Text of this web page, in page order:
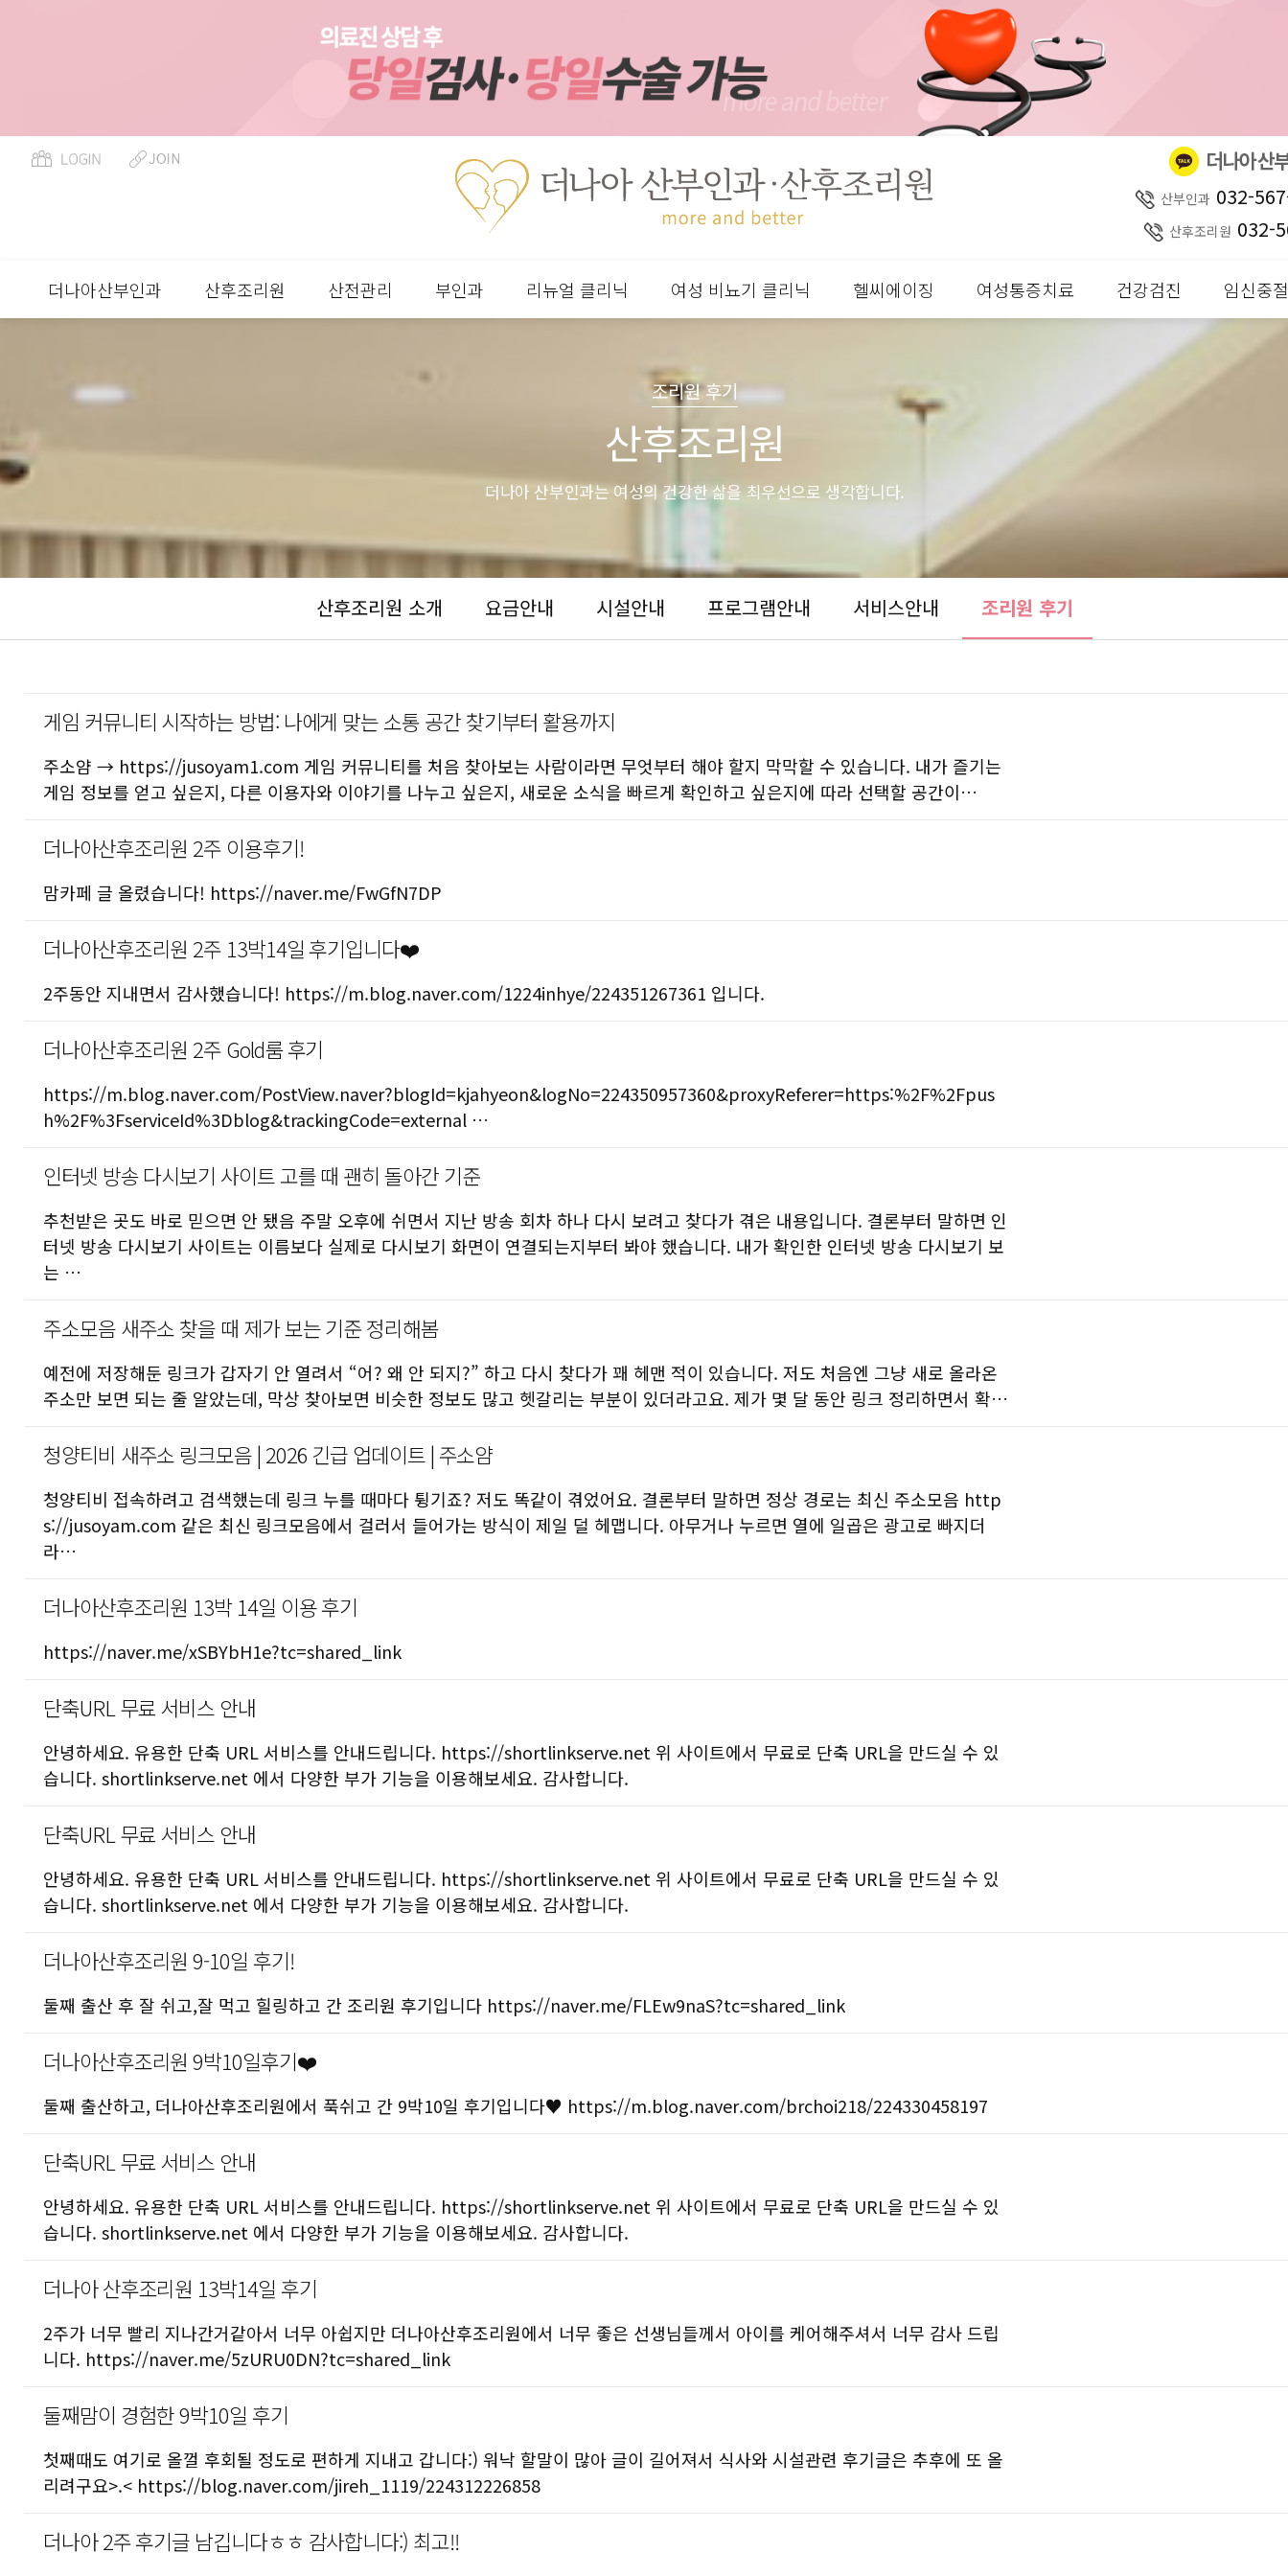
산부인과 032-
산후조리원 032-
더나아산부인과 산후조리원 산전관리 부인과 리뉴얼 클리닉 여성 비뇨기 클리닉 헬씨에이징
하위분류
여성통증치료 건강검진
하위분류
임신중
조리원 후기
산후조리원
더나아 산부인과는 여성의 건강한 삶을 최우선으로 생각합니다.
산후조리원 소개 요금안내 시설안내 프로그램안내 서비스안내 조리원 후기
게임 커뮤니티 시작하는 방법: 나에게 맞는 소통 공간 찾기부터 활용까지
주소얌 → https://jusoyam1.com 게임 커뮤니티를 처음 찾아보는 사람이라면 무엇부터 해야 할지 막막할 수 있습니다. 내가 즐기는
게임 정보를 얻고 싶은지, 다른 이용자와 이야기를 나누고 싶은지, 새로운 소식을 빠르게 확인하고 싶은지에 따라 선택할 공간이…
더나아산후조리원 2주 이용후기!
맘카페 글 올렸습니다! https://naver.me/FwGfN7DP
더나아산후조리원 2주 13박14일 후기입니다❤️
2주동안 지내면서 감사했습니다! https://m.blog.naver.com/1224inhye/224351267361 입니다.
더나아산후조리원 2주 Gold룸 후기
https://m.blog.naver.com/PostView.naver?blogId=kjahyeon&logNo=224350957360&proxyReferer=https:%2F%2Fpus
h%2F%3FserviceId%3Dblog&trackingCode=external …
인터넷 방송 다시보기 사이트 고를 때 괜히 돌아간 기준
추천받은 곳도 바로 믿으면 안 됐음 주말 오후에 쉬면서 지난 방송 회차 하나 다시 보려고 찾다가 겪은 내용입니다. 결론부터 말하면 인
터넷 방송 다시보기 사이트는 이름보다 실제로 다시보기 화면이 연결되는지부터 봐야 했습니다. 내가 확인한 인터넷 방송 다시보기 보
는 …
주소모음 새주소 찾을 때 제가 보는 기준 정리해봄
예전에 저장해둔 링크가 갑자기 안 열려서 “어? 왜 안 되지?” 하고 다시 찾다가 꽤 헤맨 적이 있습니다. 저도 처음엔 그냥 새로 올라온
주소만 보면 되는 줄 알았는데, 막상 찾아보면 비슷한 정보도 많고 헷갈리는 부분이 있더라고요. 제가 몇 달 동안 링크 정리하면서 확…
청양티비 새주소 링크모음 | 2026 긴급 업데이트 | 주소얌
청양티비 접속하려고 검색했는데 링크 누를 때마다 튕기죠? 저도 똑같이 겪었어요. 결론부터 말하면 정상 경로는 최신 주소모음 http
s://jusoyam.com 같은 최신 링크모음에서 걸러서 들어가는 방식이 제일 덜 헤맵니다. 아무거나 누르면 열에 일곱은 광고로 빠지더
라…
더나아산후조리원 13박 14일 이용 후기
https://naver.me/xSBYbH1e?tc=shared_link
단축URL 무료 서비스 안내
안녕하세요. 유용한 단축 URL 서비스를 안내드립니다. https://shortlinkserve.net 위 사이트에서 무료로 단축 URL을 만드실 수 있
습니다. shortlinkserve.net 에서 다양한 부가 기능을 이용해보세요. 감사합니다.
단축URL 무료 서비스 안내
안녕하세요. 유용한 단축 URL 서비스를 안내드립니다. https://shortlinkserve.net 위 사이트에서 무료로 단축 URL을 만드실 수 있
습니다. shortlinkserve.net 에서 다양한 부가 기능을 이용해보세요. 감사합니다.
더나아산후조리원 9-10일 후기!
둘째 출산 후 잘 쉬고,잘 먹고 힐링하고 간 조리원 후기입니다 https://naver.me/FLEw9naS?tc=shared_link
더나아산후조리원 9박10일후기❤️
둘째 출산하고, 더나아산후조리원에서 푹쉬고 간 9박10일 후기입니다♥︎ https://m.blog.naver.com/brchoi218/224330458197
단축URL 무료 서비스 안내
안녕하세요. 유용한 단축 URL 서비스를 안내드립니다. https://shortlinkserve.net 위 사이트에서 무료로 단축 URL을 만드실 수 있
습니다. shortlinkserve.net 에서 다양한 부가 기능을 이용해보세요. 감사합니다.
더나아 산후조리원 13박14일 후기
2주가 너무 빨리 지나간거같아서 너무 아쉽지만 더나아산후조리원에서 너무 좋은 선생님들께서 아이를 케어해주셔서 너무 감사 드립
니다. https://naver.me/5zURU0DN?tc=shared_link
둘째맘이 경험한 9박10일 후기
첫째때도 여기로 올껄 후회될 정도로 편하게 지내고 갑니다:) 워낙 할말이 많아 글이 길어져서 식사와 시설관련 후기글은 추후에 또 올
리려구요>.< https://blog.naver.com/jireh_1119/224312226858
더나아 2주 후기글 남깁니다ㅎㅎ 감사합니다:) 최고!!